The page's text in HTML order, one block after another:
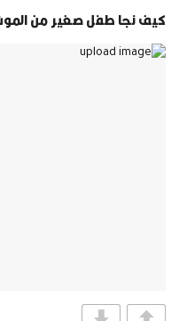
كيف نجا طفل صغير من الموت